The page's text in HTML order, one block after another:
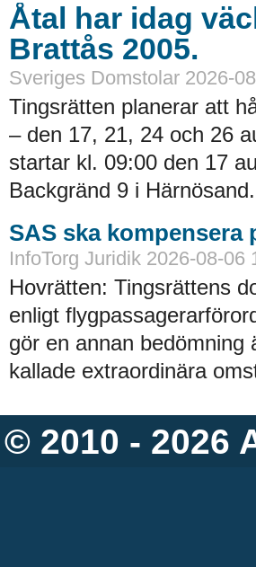
Åtal har idag
Brattås 2005.
Sveriges Domstolar 2026-
Tingsrätten planerar att
– den 17, 21, 24 och 26
startar kl. 09:00 den 17
Backgränd 9 i
SAS ska kompensera
InfoTorg Juridik 2026-08-06
Hovrätten: Tingsrättens
enligt
gör en annan
kallade extraordinära
© 2010 - 2026